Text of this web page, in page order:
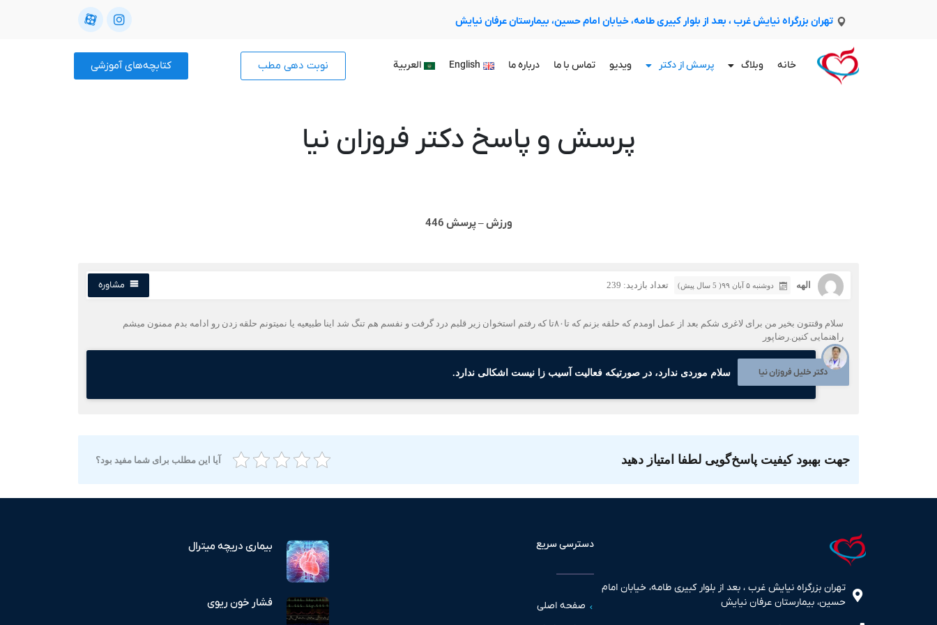
تهران بزرگراه نیایش غرب ، بعد از بلوار کبیری طامه، خیابان امام حسین، بیمارستان عرفان نیایش
خانه وبلاگ پرسش از دکتر ویدیو تماس با ما درباره ما English العربية نوبت دهی مطب کتابچه‌های آموزشی
پرسش و پاسخ دکتر فروزان نیا
ورزش – پرسش 446
الهه دوشنبه ۵ آبان ۹۹( 5 سال پیش) تعداد بازدید: 239 مشاوره
سلام وقتتون بخیر من برای لاغری شکم بعد از عمل اومدم که حلقه بزنم که تا۸۰تا که رفتم استخوان زیر قلبم درد گرفت و نفسم هم تنگ شد اینا طبیعیه یا نمیتونم حلقه زدن رو ادامه بدم ممنون میشم
راهنمایی کنین.رضاپور
دکتر خلیل فروزان نیا سلام موردی ندارد، در صورتیکه فعالیت آسیب زا نیست اشکالی ندارد.
جهت بهبود کیفیت پاسخ‌گویی لطفا امتیاز دهید آیا این مطلب برای شما مفید بود؟
تهران بزرگراه نیایش غرب ، بعد از بلوار کبیری طامه، خیابان امام
حسین، بیمارستان عرفان نیایش
دسترسی سریع
صفحه اصلی
بیماری دریچه میترال
فشار خون ریوی